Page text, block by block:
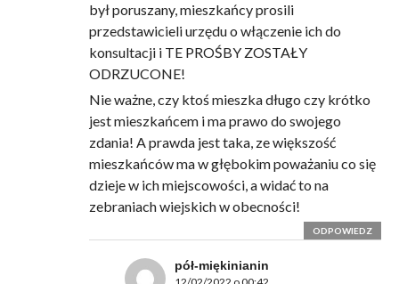
był poruszany, mieszkańcy prosili
przedstawicieli urzędu o włączenie ich do
konsultacji i TE PROŚBY ZOSTAŁY
ODRZUCONE!
Nie ważne, czy ktoś mieszka długo czy krótko
jest mieszkańcem i ma prawo do swojego
zdania! A prawda jest taka, ze większość
mieszkańców ma w głębokim poważaniu co się
dzieje w ich miejscowości, a widać to na
zebraniach wiejskich w obecności!
ODPOWIEDZ
pół-miękinianin